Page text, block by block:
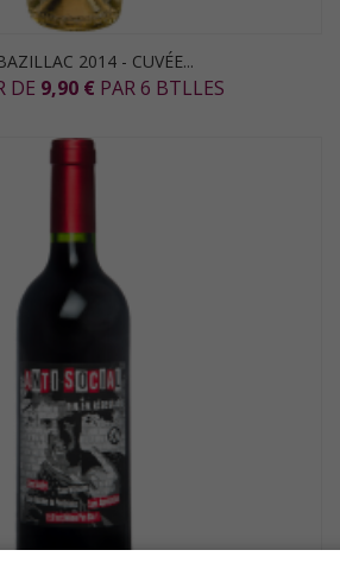
2014 - CUVÉE...
DE 9,90 € PAR 6 BTLLES